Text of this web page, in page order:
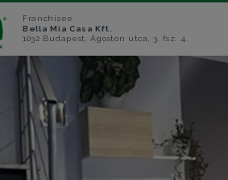
Franchisee
Bella Mia Casa Kft.
1032 Budapest, Ágoston utca, 3. fsz. 4.